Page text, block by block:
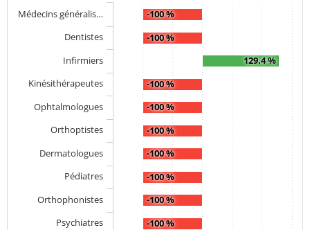
-100 %
-100 %
129.4 %
-100 %
-100 %
-100 %
-100 %
-100 %
-100 %
-100 %
Médecins généralis…
Dentistes
Infirmiers
Kinésithérapeutes
Ophtalmologues
Orthoptistes
Dermatologues
Pédiatres
Orthophonistes
Psychiatres